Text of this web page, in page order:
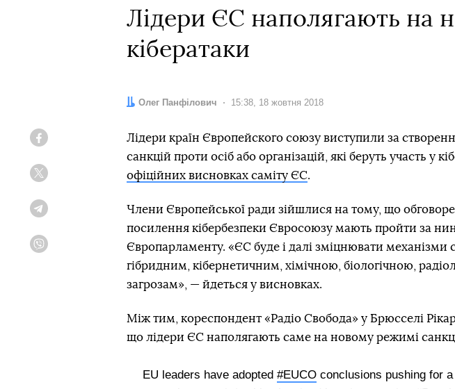
Лідери ЄС наполягають на
кібератаки
Автор:
Олег Панфілович Дата:
15:38, 18 жовтня 2018
Лідери країн Європейского союзу виступили за
санкцій проти осіб або організацій, які беруть участь у
офіційних висновках саміту ЄС.
Члени Європейської ради зійшлися на тому, що
посилення кібербезпеки Євросоюзу мають пройти за
Європарламенту. «ЄС буде і далі зміцнювати механізми
гібридним, кібернетичним, хімічною, біологічною,
загрозам», — йдеться у висновках.
Між тим, кореспондент «Радіо Свобода» у Брюсселі
що лідери ЄС наполягають саме на новому режимі
EU leaders have adopted #EUCO conclusions pushing for